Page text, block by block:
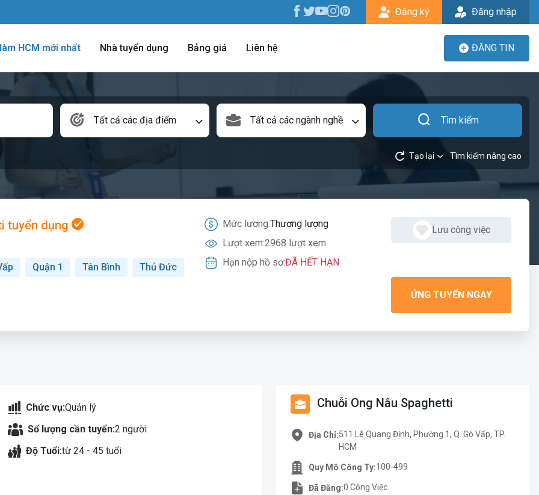
Đăng ký Đăng nhập
HCM mới nhất Nhà tuyển dụng Bảng giá Liên hệ ĐĂNG TIN
Tất cả các địa điểm Tất cả các ngành nghề Tìm kiếm
Tạo lại Tìm kiếm nâng cao
tuyển dụng
Quận 1 Tân Bình Thủ Đức
Mức lương:Thương lượng
Lượt xem:2968 lượt xem
Hạn nộp hồ sơ:ĐÃ HẾT HẠN
Lưu công việc
ỨNG TUYỂN NGAY
Chức vụ:Quản lý
Số lượng cần tuyển:2 người
Độ Tuổi:từ 24 - 45 tuổi
Chuỗi Ong Nâu Spaghetti
Địa Chỉ:511 Lê Quang Định, Phường 1, Q. Gò Vấp, TP.
HCM
Quy Mô Công Ty:100-499
Đã Đăng:0 Công Việc.